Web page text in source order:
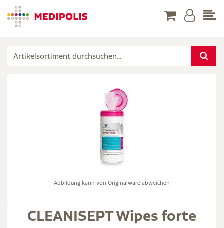
Abbildung kann von Originalware abweichen
CLEANISEPT Wipes forte